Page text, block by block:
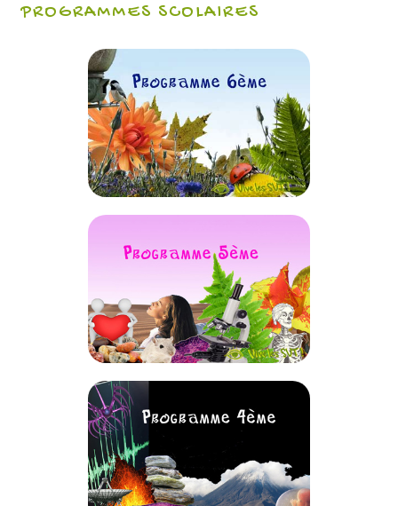
PROGRAMMES SCOLAIRES